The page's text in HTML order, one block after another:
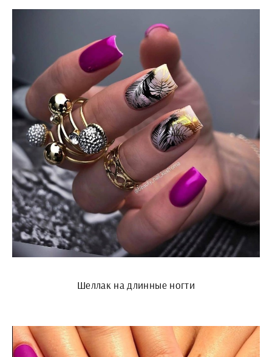
Шеллак на длинные ногти